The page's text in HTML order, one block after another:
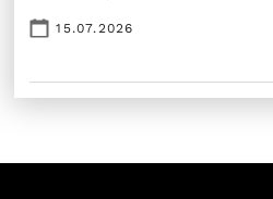
15.07.2026